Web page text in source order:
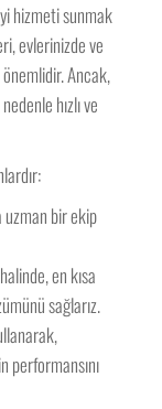
hizmeti sunmak
evlerinizde ve
Ancak,
hızlı ve
uzman bir ekip
en kısa
sağlarız.
performansını